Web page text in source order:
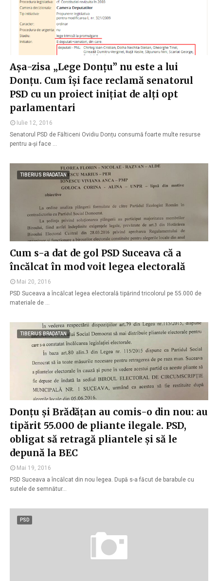
Așa-zisa „Lege Donțu” nu este a lui
Donțu. Cum își face reclamă senatorul
PSD cu un proiect inițiat de alți opt
parlamentari
Iulie 12, 2016
Senatorul PSD de Fălticeni Ovidiu Donțu consumă foarte multe resurse
pentru a-și face …
TIBERIUS BRADATAN
Cum s-a dat de gol PSD Suceava că a
încălcat în mod voit legea electorală
Mai 20, 2016
PSD Suceava a încălcat legea electorală tipărind tricolorul pe 55.000 de
materiale de …
TIBERIUS BRADATAN
Donțu și Brădățan au comis-o din nou: au
tipărit 55.000 de pliante ilegale. PSD,
obligat să retragă pliantele și să le
depună la BEC
Mai 19, 2016
PSD Suceava a încălcat din nou legea. După s-a făcut de barabule cu
sutele de semnătur…
PSD